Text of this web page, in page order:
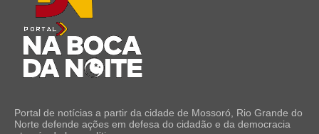
Portal de notícias a partir da cidade de Mossoró, Rio Grande do
Norte defende ações em defesa do cidadão e da democracia